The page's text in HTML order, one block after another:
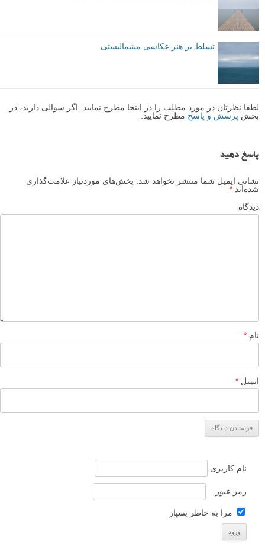
تسلط بر هنر عکاسی مینیمالیستی
لطفا نظرتان در مورد مطلب را در اینجا مطرح نمایید. اگر سوالی دارید، در
بخش پرسش و پاسخ مطرح نمایید.
پاسخ دهید
نشانی ایمیل شما منتشر نخواهد شد.
بخش‌های موردنیاز علامت‌گذاری
شده‌اند *
دیدگاه
نام *
ایمیل *
نام کاربری
رمز عبور
مرا به خاطر بسپار